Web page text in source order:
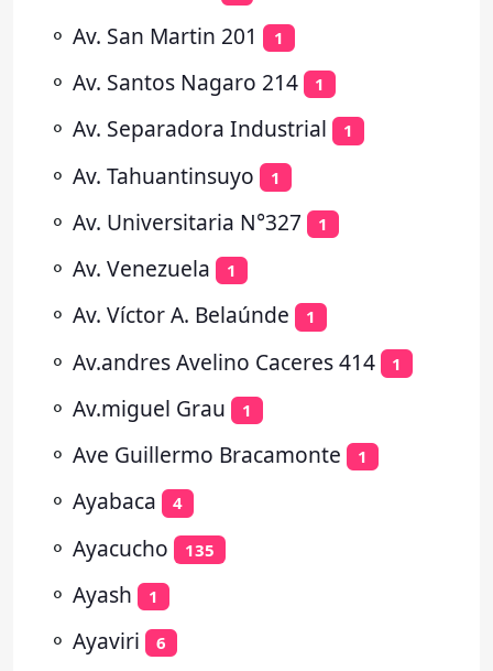
⚬ Av. San Martin 201 1
⚬ Av. Santos Nagaro 214 1
⚬ Av. Separadora Industrial 1
⚬ Av. Tahuantinsuyo 1
⚬ Av. Universitaria N°327 1
⚬ Av. Venezuela 1
⚬ Av. Víctor A. Belaúnde 1
⚬ Av.andres Avelino Caceres 414 1
⚬ Av.miguel Grau 1
⚬ Ave Guillermo Bracamonte 1
⚬ Ayabaca 4
⚬ Ayacucho 135
⚬ Ayash 1
⚬ Ayaviri 6